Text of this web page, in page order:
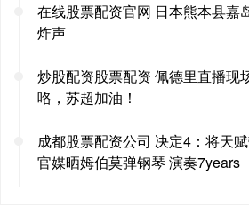
在线股票配资官网 日本熊本县嘉
炸声
炒股配资股票配资 佩德里直播现
咯，苏超加油！
成都股票配资公司 决定4：将天
官媒晒姆伯莫弹钢琴 演奏7years